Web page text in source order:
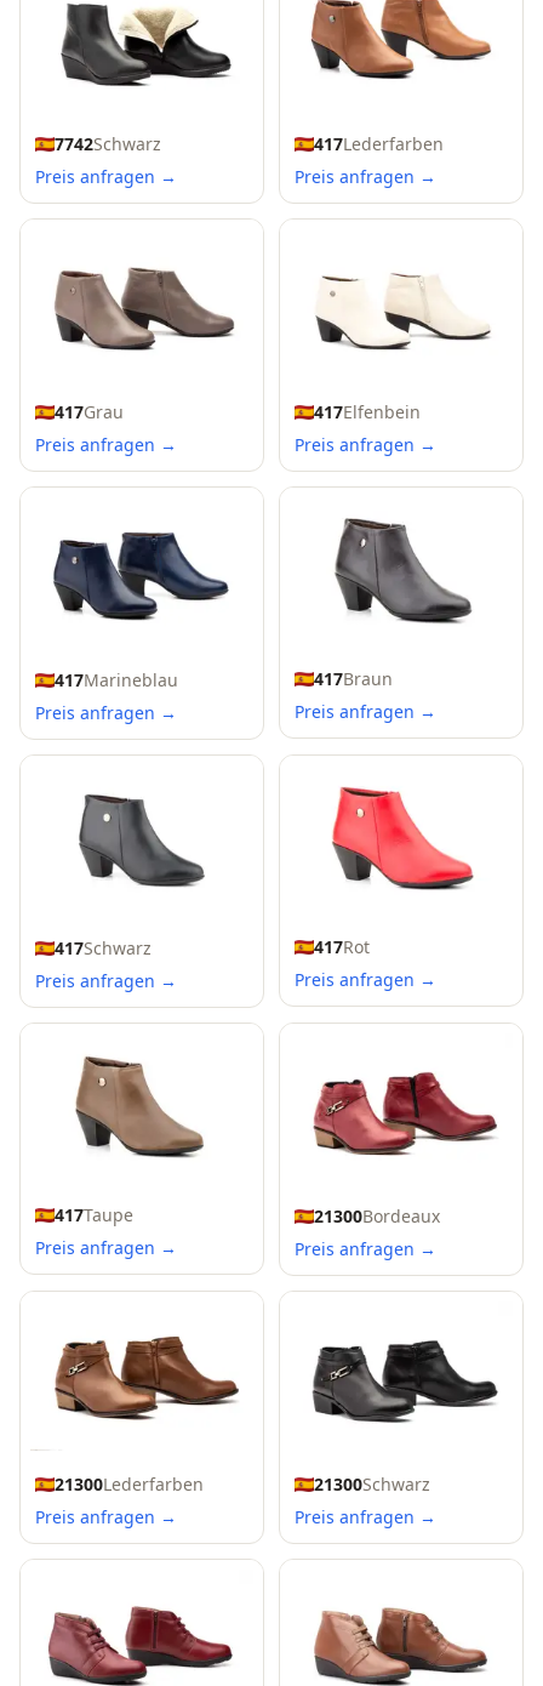
7742Schwarz
Preis anfragen →
417Lederfarben
Preis anfragen →
417Grau
Preis anfragen →
417Elfenbein
Preis anfragen →
417Marineblau
Preis anfragen →
417Braun
Preis anfragen →
417Schwarz
Preis anfragen →
417Rot
Preis anfragen →
417Taupe
Preis anfragen →
21300Bordeaux
Preis anfragen →
21300Lederfarben
Preis anfragen →
21300Schwarz
Preis anfragen →